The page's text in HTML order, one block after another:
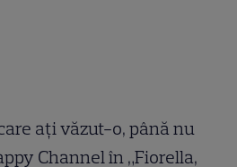
aţi văzut-o, până nu
Channel în „Fiorella,